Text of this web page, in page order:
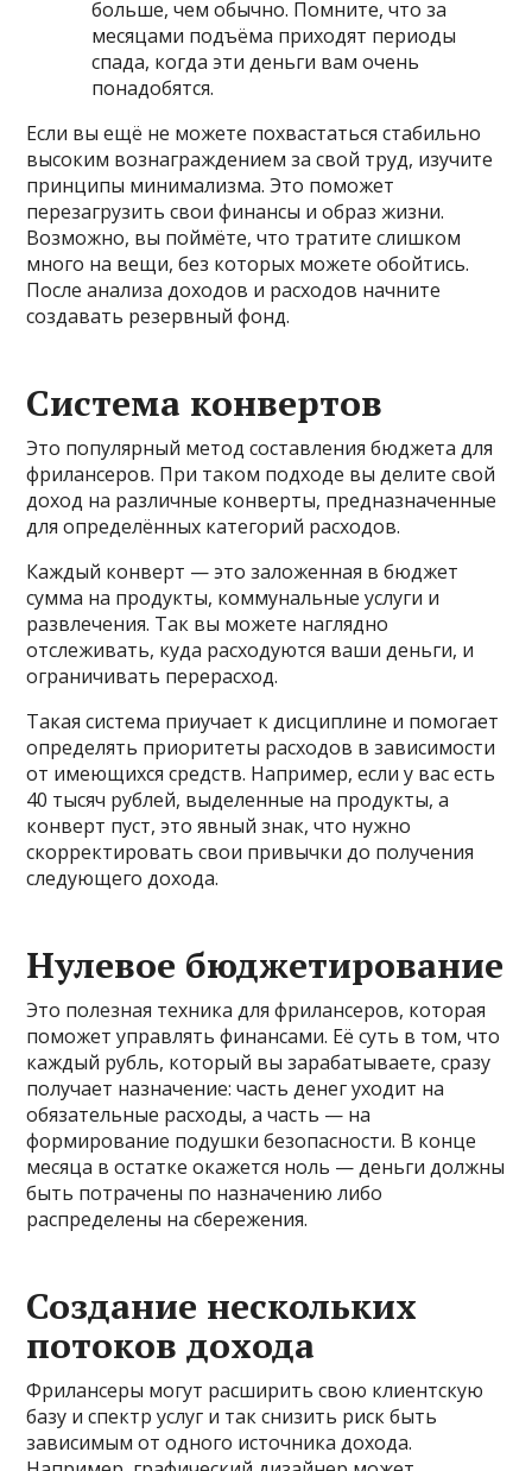
больше, чем обычно. Помните, что за
месяцами подъёма приходят периоды
спада, когда эти деньги вам очень
понадобятся.
Если вы ещё не можете похвастаться стабильно
высоким вознаграждением за свой труд, изучите
принципы минимализма. Это поможет
перезагрузить свои финансы и образ жизни.
Возможно, вы поймёте, что тратите слишком
много на вещи, без которых можете обойтись.
После анализа доходов и расходов начните
создавать резервный фонд.
Система конвертов
Это популярный метод составления бюджета для
фрилансеров. При таком подходе вы делите свой
доход на различные конверты, предназначенные
для определённых категорий расходов.
Каждый конверт — это заложенная в бюджет
сумма на продукты, коммунальные услуги и
развлечения. Так вы можете наглядно
отслеживать, куда расходуются ваши деньги, и
ограничивать перерасход.
Такая система приучает к дисциплине и помогает
определять приоритеты расходов в зависимости
от имеющихся средств. Например, если у вас есть
40 тысяч рублей, выделенные на продукты, а
конверт пуст, это явный знак, что нужно
скорректировать свои привычки до получения
следующего дохода.
Нулевое бюджетирование
Это полезная техника для фрилансеров, которая
поможет управлять финансами. Её суть в том, что
каждый рубль, который вы зарабатываете, сразу
получает назначение: часть денег уходит на
обязательные расходы, а часть — на
формирование подушки безопасности. В конце
месяца в остатке окажется ноль — деньги должны
быть потрачены по назначению либо
распределены на сбережения.
Создание нескольких
потоков дохода
Фрилансеры могут расширить свою клиентскую
базу и спектр услуг и так снизить риск быть
зависимым от одного источника дохода.